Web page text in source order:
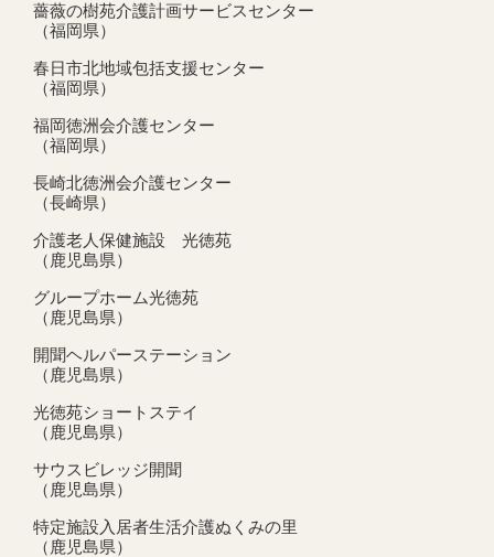
薔薇の樹苑介護計画サービスセンター
（福岡県）
春日市北地域包括支援センター
（福岡県）
福岡徳洲会介護センター
（福岡県）
長崎北徳洲会介護センター
（長崎県）
介護老人保健施設 光徳苑
（鹿児島県）
グループホーム光徳苑
（鹿児島県）
開聞ヘルパーステーション
（鹿児島県）
光徳苑ショートステイ
（鹿児島県）
サウスビレッジ開聞
（鹿児島県）
特定施設入居者生活介護ぬくみの里
（鹿児島県）